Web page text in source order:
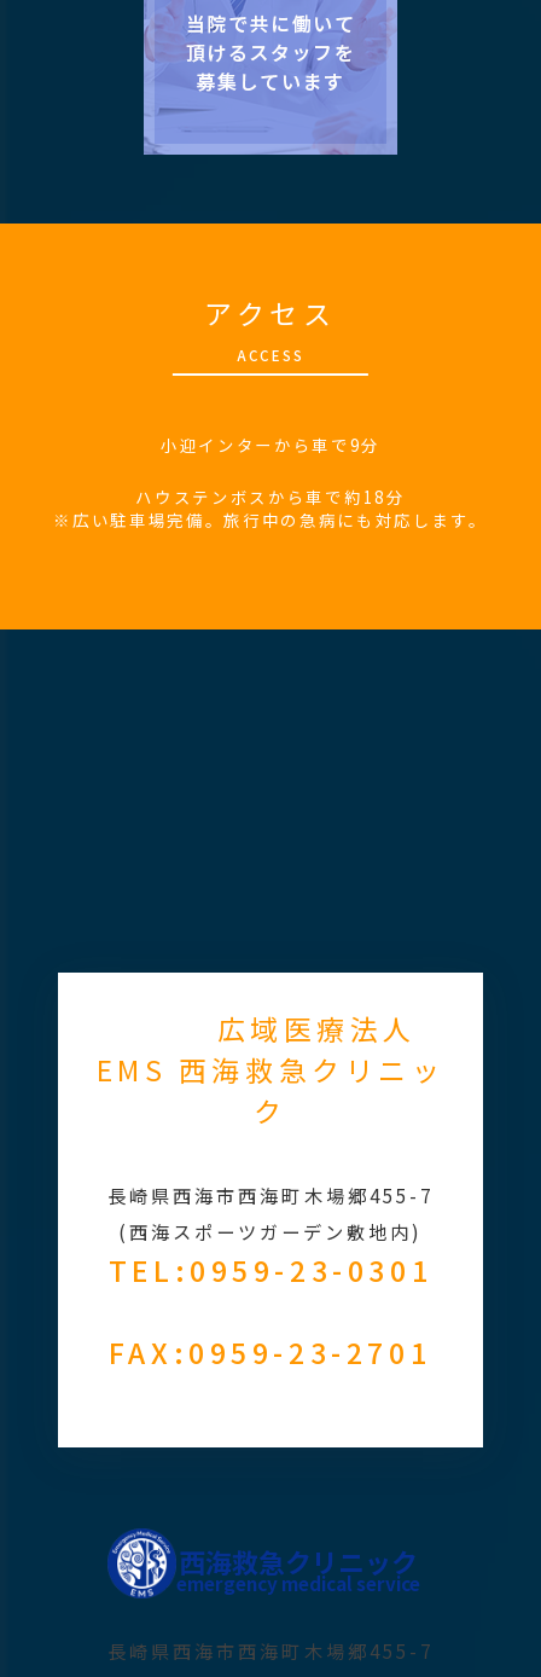
アクセス
ACCESS
小迎インターから車で9分
ハウステンボスから車で約18分
※広い駐車場完備。旅行中の急病にも対応します。
広域医療法人
EMS 西海救急クリニッ
ク
長崎県西海市西海町木場郷455-7
(西海スポーツガーデン敷地内)
TEL:0959-23-0301
FAX:0959-23-2701
西海救急クリニック
emergency medical service
長崎県西海市西海町木場郷455-7